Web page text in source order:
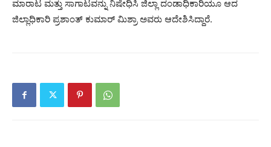
ಮಾರಾಟ ಮತ್ತು ಸಾಗಾಟವನ್ನು ನಿಷೇಧಿಸಿ ಜಿಲ್ಲಾ ದಂಡಾಧಿಕಾರಿಯೂ ಆದ
ಜಿಲ್ಲಾಧಿಕಾರಿ ಪ್ರಶಾಂತ್ ಕುಮಾರ್ ಮಿಶ್ರಾ ಅವರು ಆದೇಶಿಸಿದ್ದಾರೆ.